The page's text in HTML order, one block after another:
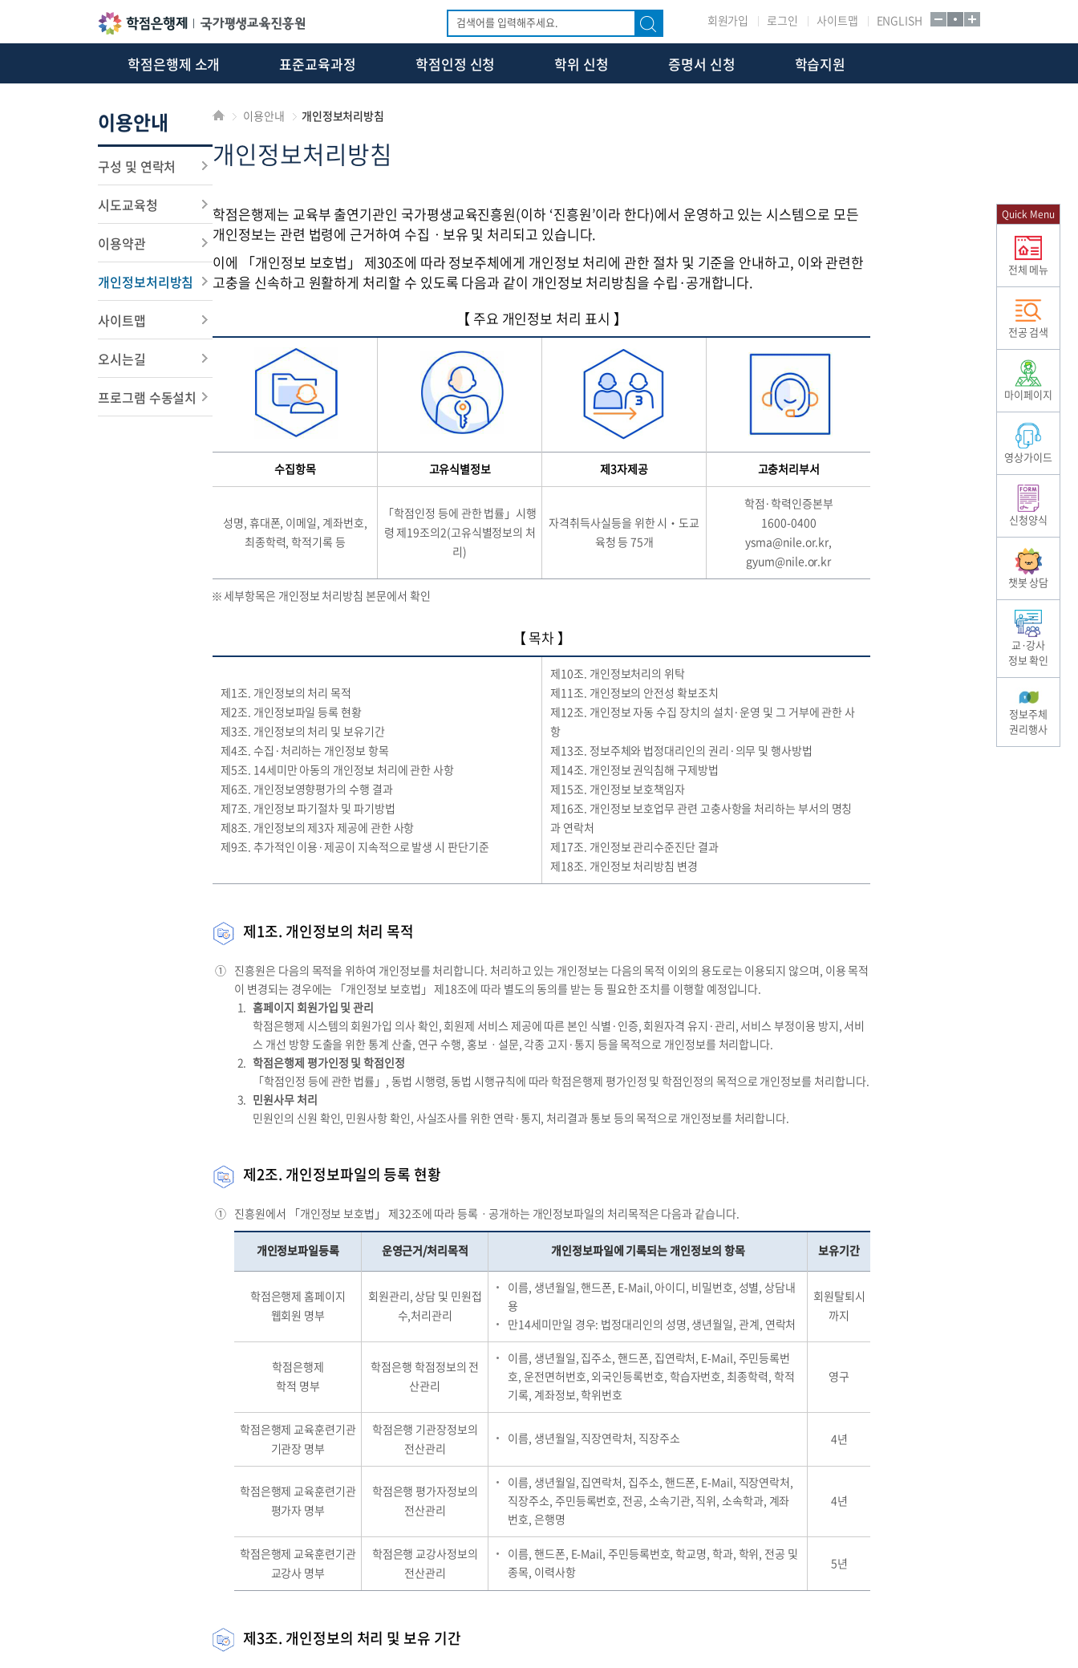
회원가입 로그인 사이트맵 ENGLISH
학점은행제 소개 표준교육과정 학점인정 신청 학위 신청 증명서 신청 학습지원
이용안내
구성 및 연락처
시도교육청
이용약관
개인정보처리방침
사이트맵
오시는길
프로그램 수동설치
이용안내 개인정보처리방침
개인정보처리방침
학점은행제는 교육부 출연기관인 국가평생교육진흥원(이하 ‘진흥원’이라 한다)에서 운영하고 있는 시스템으로 모든
개인정보는 관련 법령에 근거하여 수집ㆍ보유 및 처리되고 있습니다.
이에 「개인정보 보호법」 제30조에 따라 정보주체에게 개인정보 처리에 관한 절차 및 기준을 안내하고, 이와 관련한
고충을 신속하고 원활하게 처리할 수 있도록 다음과 같이 개인정보 처리방침을 수립·공개합니다.
【 주요 개인정보 처리 표시 】
수집항목 고유식별정보 제3자제공 고충처리부서
성명, 휴대폰, 이메일, 계좌번호,
최종학력, 학적기록 등
「학점인정 등에 관한 법률」시행
령 제19조의2(고유식별정보의 처
리)
자격취득사실등을 위한 시‧도교
육청 등 75개
학점·학력인증본부
1600-0400
ysma@nile.or.kr,
gyum@nile.or.kr
세부항목은 개인정보 처리방침 본문에서 확인
【 목차 】
제1조. 개인정보의 처리 목적
제2조. 개인정보파일 등록 현황
제3조. 개인정보의 처리 및 보유기간
제4조. 수집·처리하는 개인정보 항목
제5조. 14세미만 아동의 개인정보 처리에 관한 사항
제6조. 개인정보영향평가의 수행 결과
제7조. 개인정보 파기절차 및 파기방법
제8조. 개인정보의 제3자 제공에 관한 사항
제9조. 추가적인 이용·제공이 지속적으로 발생 시 판단기준
제10조. 개인정보처리의 위탁
제11조. 개인정보의 안전성 확보조치
제12조. 개인정보 자동 수집 장치의 설치·운영 및 그 거부에 관한 사
항
제13조. 정보주체와 법정대리인의 권리·의무 및 행사방법
제14조. 개인정보 권익침해 구제방법
제15조. 개인정보 보호책임자
제16조. 개인정보 보호업무 관련 고충사항을 처리하는 부서의 명칭
과 연락처
제17조. 개인정보 관리수준진단 결과
제18조. 개인정보 처리방침 변경
제1조. 개인정보의 처리 목적
① 진흥원은 다음의 목적을 위하여 개인정보를 처리합니다. 처리하고 있는 개인정보는 다음의 목적 이외의 용도로는 이용되지 않으며, 이용 목적
이 변경되는 경우에는 「개인정보 보호법」 제18조에 따라 별도의 동의를 받는 등 필요한 조치를 이행할 예정입니다.
홈페이지 회원가입 및 관리
학점은행제 시스템의 회원가입 의사 확인, 회원제 서비스 제공에 따른 본인 식별·인증, 회원자격 유지·관리, 서비스 부정이용 방지, 서비
스 개선 방향 도출을 위한 통계 산출, 연구 수행, 홍보ㆍ설문, 각종 고지·통지 등을 목적으로 개인정보를 처리합니다.
학점은행제 평가인정 및 학점인정
「학점인정 등에 관한 법률」, 동법 시행령, 동법 시행규칙에 따라 학점은행제 평가인정 및 학점인정의 목적으로 개인정보를 처리합니다.
민원사무 처리
민원인의 신원 확인, 민원사항 확인, 사실조사를 위한 연락·통지, 처리결과 통보 등의 목적으로 개인정보를 처리합니다.
제2조. 개인정보파일의 등록 현황
① 진흥원에서 「개인정보 보호법」 제32조에 따라 등록ㆍ공개하는 개인정보파일의 처리목적은 다음과 같습니다.
개인정보파일등록 운영근거/처리목적 개인정보파일에 기록되는 개인정보의 항목 보유기간
학점은행제 홈페이지
웹회원 명부
회원관리, 상담 및 민원접
수,처리관리
이름, 생년월일, 핸드폰, E-Mail, 아이디, 비밀번호, 성별, 상담내
용
만14세미만일 경우: 법정대리인의 성명, 생년월일, 관계, 연락처
회원탈퇴시
까지
학점은행제
학적 명부
학점은행 학점정보의 전
산관리
이름, 생년월일, 집주소, 핸드폰, 집연락처, E-Mail, 주민등록번
호, 운전면허번호, 외국인등록번호, 학습자번호, 최종학력, 학적
기록, 계좌정보, 학위번호
영구
학점은행제 교육훈련기관
기관장 명부
학점은행 기관장정보의
전산관리
이름, 생년월일, 직장연락처, 직장주소 4년
학점은행제 교육훈련기관
평가자 명부
학점은행 평가자정보의
전산관리
이름, 생년월일, 집연락처, 집주소, 핸드폰, E-Mail, 직장연락처,
직장주소, 주민등록번호, 전공, 소속기관, 직위, 소속학과, 계좌
번호, 은행명
4년
학점은행제 교육훈련기관
교강사 명부
학점은행 교강사정보의
전산관리
이름, 핸드폰, E-Mail, 주민등록번호, 학교명, 학과, 학위, 전공 및
종목, 이력사항
5년
제3조. 개인정보의 처리 및 보유 기간
Quick Menu
전체 메뉴
전공 검색
마이페이지
영상가이드
신청양식
챗봇 상담
교·강사
정보 확인
정보주체
권리행사